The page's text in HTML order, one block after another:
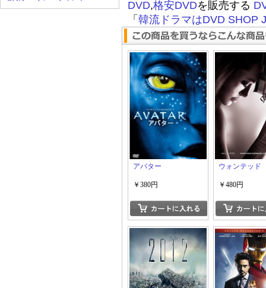
DVD,格安DVDを販売する
「 韓流ドラマはDVD SHOP
アバター
￥380円
ウォンテッド
￥480円